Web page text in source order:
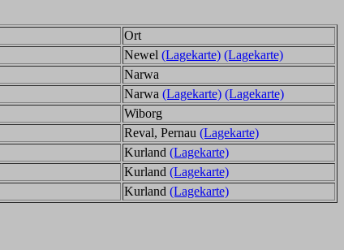
Ort
Newel (Lagekarte) (Lagekarte)
Narwa
Narwa (Lagekarte) (Lagekarte)
Wiborg
Reval, Pernau (Lagekarte)
Kurland (Lagekarte)
Kurland (Lagekarte)
Kurland (Lagekarte)